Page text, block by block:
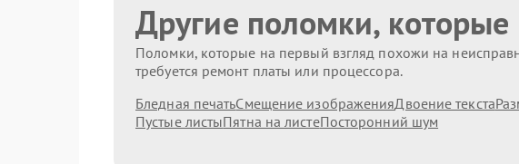
Другие поломки,
Поломки, которые на первый взгляд похожи на
требуется ремонт платы или процессора.
Бледная печатьСмещение изображенияДвоение текста
Пустые листыПятна на листеПосторонний шум